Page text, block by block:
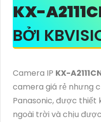
KX-
BỞI
Camera IP KX-
camera giá rẻ nhưng
Panasonic, được thiết
ngoài trời và chịu